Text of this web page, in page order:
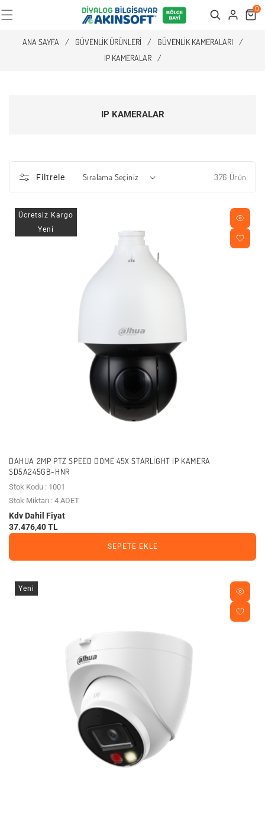
Search Cart
0
ANA SAYFA / GÜVENLIK ÜRÜNLERI / GÜVENLIK KAMERALARI
/
IP KAMERALAR
/
IP KAMERALAR
Filtrele 376 Ürün
Ücretsiz Kargo
Yeni
DAHUA 2MP PTZ SPEED DOME 45X STARLIGHT IP KAMERA
SD5A245GB-HNR
Stok Kodu : 1001
Stok Miktarı : 4 ADET
Kdv Dahil Fiyat
37.476,40 TL
SEPETE EKLE
Yeni